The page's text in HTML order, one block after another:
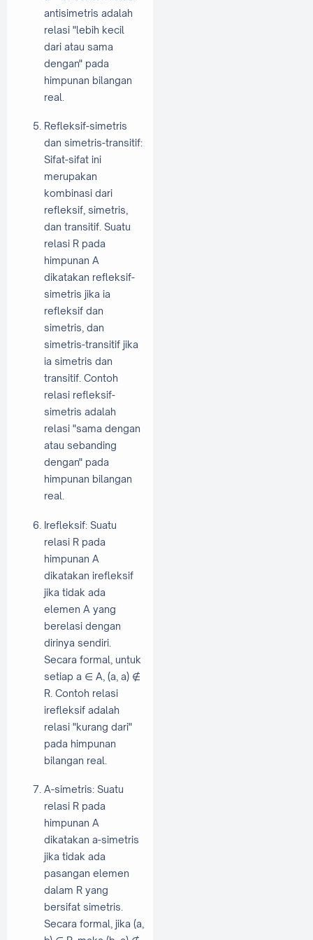
antisimetris adalah
relasi "lebih kecil
dari atau sama
dengan" pada
himpunan bilangan
real.
Refleksif-simetris
dan simetris-transitif:
Sifat-sifat ini
merupakan
kombinasi dari
refleksif, simetris,
dan transitif. Suatu
relasi R pada
himpunan A
dikatakan refleksif-
simetris jika ia
refleksif dan
simetris, dan
simetris-transitif jika
ia simetris dan
transitif. Contoh
relasi refleksif-
simetris adalah
relasi "sama dengan
atau sebanding
dengan" pada
himpunan bilangan
real.
Irefleksif: Suatu
relasi R pada
himpunan A
dikatakan irefleksif
jika tidak ada
elemen A yang
berelasi dengan
dirinya sendiri.
Secara formal, untuk
setiap a ∈ A, (a, a) ∉
R. Contoh relasi
irefleksif adalah
relasi "kurang dari"
pada himpunan
bilangan real.
A-simetris: Suatu
relasi R pada
himpunan A
dikatakan a-simetris
jika tidak ada
pasangan elemen
dalam R yang
bersifat simetris.
Secara formal, jika (a,